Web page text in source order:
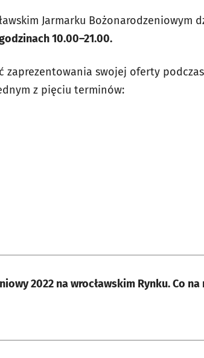
Jarmarku Bożonarodzeniowym
10.00–21.00.
zaprezentowania swojej oferty
z pięciu terminów:
2022 na wrocławskim Rynku. Co